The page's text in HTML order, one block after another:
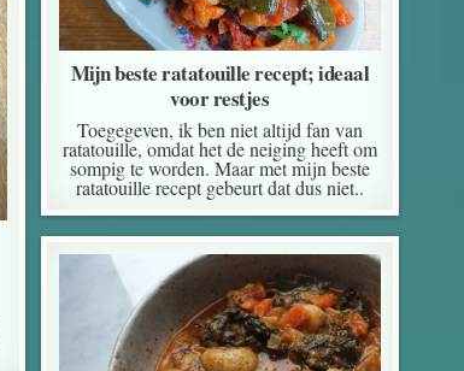
Mijn beste ratatouille recept; ideaal
voor restjes
Toegegeven, ik ben niet altijd fan van
ratatouille, omdat het de neiging heeft om
sompig te worden. Maar met mijn beste
ratatouille recept gebeurt dat dus niet..